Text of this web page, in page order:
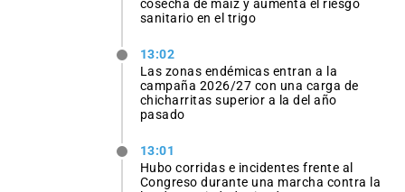
cosecha de maíz y aumenta el riesgo
sanitario en el trigo
13:02
Las zonas endémicas entran a la
campaña 2026/27 con una carga de
chicharritas superior a la del año
pasado
13:01
Hubo corridas e incidentes frente al
Congreso durante una marcha contra la